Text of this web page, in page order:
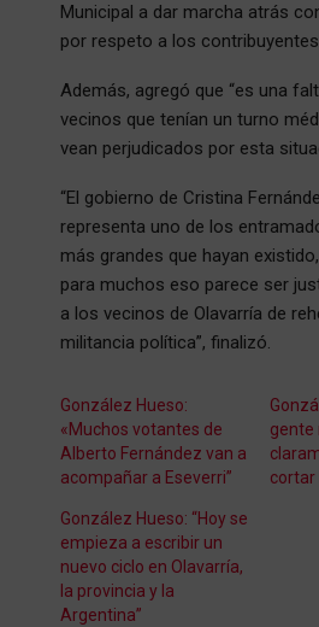
Municipal a dar marcha atrás
por respeto a los contribuyentes
Además, agregó que “es una
vecinos que tenían un turno
vean perjudicados por esta
“El gobierno de Cristina
representa uno de los
más grandes que hayan
para muchos eso parece ser
a los vecinos de Olavarría de
militancia política”, finalizó.
González Hueso:
«Muchos votantes de
Alberto Fernández van a
acompañar a Eseverri”
gente
cortar
González Hueso: “Hoy se
empieza a escribir un
nuevo ciclo en Olavarría,
la provincia y la
Argentina”